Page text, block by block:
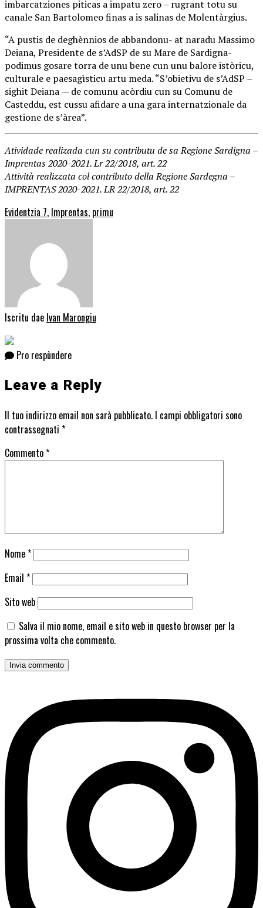
imbarcatziones piticas a impatu zero – rugrant totu su
canale San Bartolomeo finas a is salinas de Molentàrgius.
“A pustis de deghènnios de abbandonu- at naradu Massimo
Deiana, Presidente de s’AdSP de su Mare de Sardigna-
podimus gosare torra de unu bene cun unu balore istòricu,
culturale e paesagìsticu artu meda. “S’obietivu de s’AdSP –
sighit Deiana — de comunu acòrdiu cun su Comunu de
Casteddu, est cussu afidare a una gara internatzionale da
gestione de s’àrea”.
Atividade realizada cun su contributu de sa Regione Sardigna –
Imprentas 2020-2021. Lr 22/2018, art. 22
Attività realizzata col contributo della Regione Sardegna –
IMPRENTAS 2020-2021. LR 22/2018, art. 22
Evidentzia 7, Imprentas, primu
Iscritu dae Ivan Marongiu
Pro respùndere
Leave a Reply
Il tuo indirizzo email non sarà pubblicato. I campi obbligatori sono
contrassegnati *
Commento*
Nome*
Email *
Sito web
Salva il mio nome, email e sito web in questo browser per la
prossima volta che commento.